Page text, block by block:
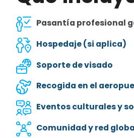
Pasantía profesional
Hospedaje (si aplica)
Soporte de visado
Recogida en el
Eventos culturales y
Comunidad y red